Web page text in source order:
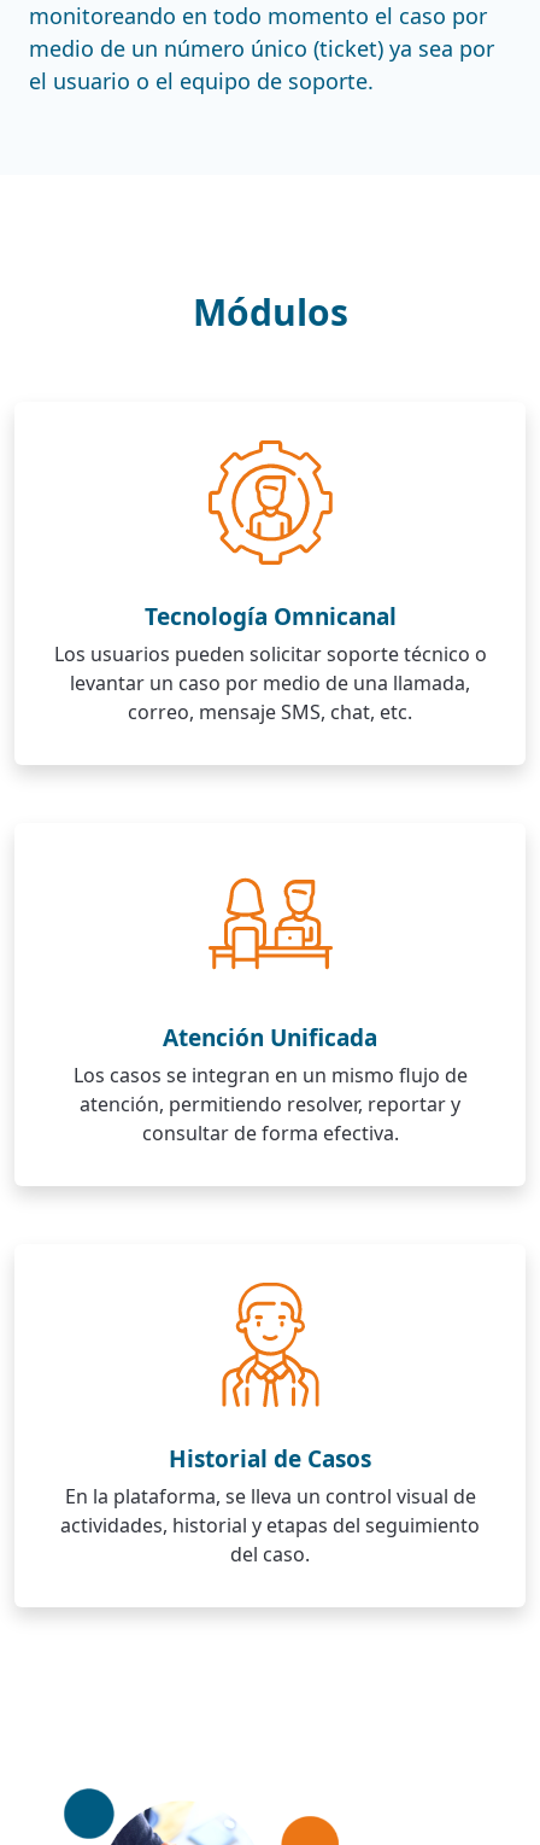
monitoreando en todo momento el caso por
medio de un número único (ticket) ya sea por
el usuario o el equipo de soporte.
Módulos
Tecnología Omnicanal
Los usuarios pueden solicitar soporte técnico o
levantar un caso por medio de una llamada,
correo, mensaje SMS, chat, etc.
Atención Unificada
Los casos se integran en un mismo flujo de
atención, permitiendo resolver, reportar y
consultar de forma efectiva.
Historial de Casos
En la plataforma, se lleva un control visual de
actividades, historial y etapas del seguimiento
del caso.